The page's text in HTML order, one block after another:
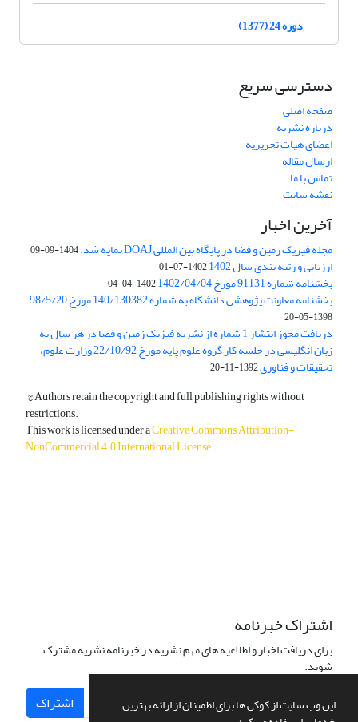
این وب سایت از کوکی ها برای اطمینان از ارائه بهترین
دوره 24 (1377)
دسترسی سریع
صفحه اصلی
درباره نشریه
اعضای هیات تحریریه
ارسال مقاله
تماس با ما
نقشه سایت
آخرین اخبار
مجله فیزیک زمین و فضا در پایگاه بین المللی DOAJ نمایه شد. 1404-09-09
ارزیابی و رتبه بندی سال 1402 1402-07-01
بخشنامه شماره 91131 مورخ 1402/04/04 1402-04-04
بخشنامه معاونت پژوهشی دانشگاه به شماره 140/130382 مورخ 98/5/20
1398-05-20
دریافت مجوز انتشار 1 شماره از نشریه فیزیک زمین و فضا در هر سال به
زبان انگلیسی در جلسه کار گروه علوم پایه مورخ 22/10/92 وزارت علوم،
تحقیقات و فناوری1392-11-20
© Authors retain the copyright and full publishing rights without
restrictions.
This work is licensed under aCreative Commons Attribution-
NonCommercial 4.0 International License.
اشتراک خبرنامه
برای دریافت اخبار و اطلاعیه های مهم نشریه در خبرنامه نشریه مشترک
شوید.
اشتراک